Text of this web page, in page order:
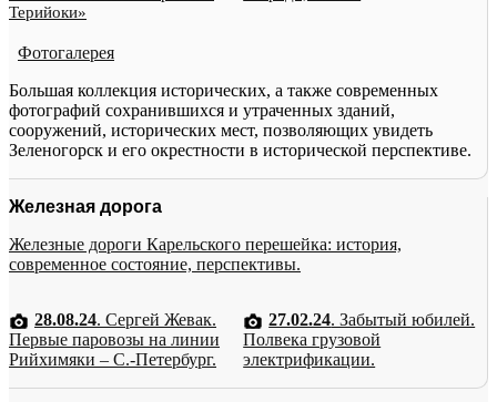
Терийоки»
Фотогалерея
Большая коллекция исторических, а также современных
фотографий сохранившихся и утраченных зданий,
сооружений, исторических мест, позволяющих увидеть
Зеленогорск и его окрестности в исторической перспективе.
Железная дорога
Железные дороги Карельского перешейка: история,
современное состояние, перспективы.
28.08.24. Сергей Жевак.
Первые паровозы на линии
Рийхимяки – С.-Петербург.
27.02.24. Забытый юбилей.
Полвека грузовой
электрификации.